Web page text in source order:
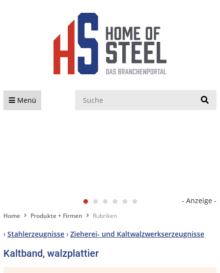
Menü
- Anzeige -
Home Produkte + Firmen Rubriken
› Stahlerzeugnisse › Zieherei- und Kaltwalzwerkserzeugnisse
Kaltband, walzplattier